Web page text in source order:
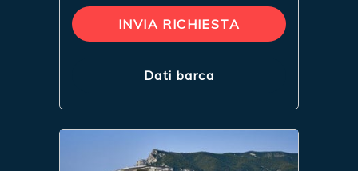
INVIA RICHIESTA
Dati barca